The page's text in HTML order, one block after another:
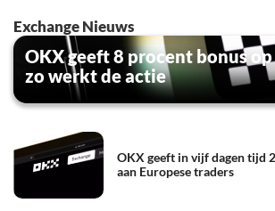
Exchange Nieuws
OKX geeft 8 procent bonus
zo werkt de actie
OKX geeft in vijf dagen tijd
aan Europese traders